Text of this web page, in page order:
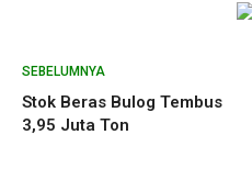
SEBELUMNYA
Stok Beras Bulog Tembus
3,95 Juta Ton